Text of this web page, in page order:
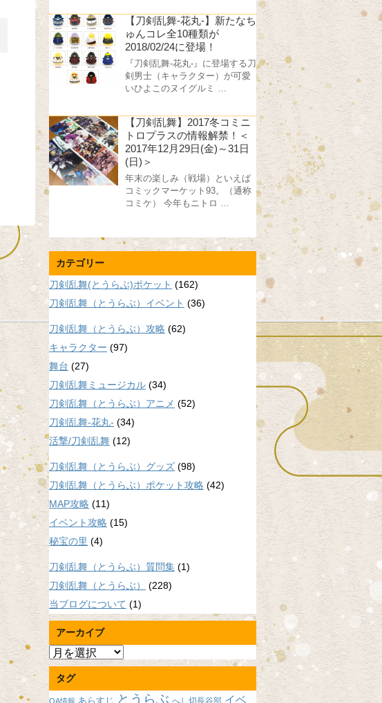
【刀剣乱舞-花丸-】新たなち
ゅんコレ全10種類が
2018/02/24に登場！
『刀剣乱舞-花丸-』に登場する刀
剣男士（キャラクター）が可愛
いひよこのヌイグルミ …
【刀剣乱舞】2017冬コミニ
トロプラスの情報解禁！＜
2017年12月29日(金)～31日
(日)＞
年末の楽しみ（戦場）といえば
コミックマーケット93。（通称
コミケ） 今年もニトロ …
カテゴリー
刀剣乱舞(とうらぶ)ポケット (162)
刀剣乱舞（とうらぶ）イベント (36)
刀剣乱舞（とうらぶ）攻略 (62)
キャラクター (97)
舞台 (27)
刀剣乱舞ミュージカル (34)
刀剣乱舞（とうらぶ）アニメ (52)
刀剣乱舞-花丸- (34)
活撃/刀剣乱舞 (12)
刀剣乱舞（とうらぶ）グッズ (98)
刀剣乱舞（とうらぶ）ポケット攻略 (42)
MAP攻略 (11)
イベント攻略 (15)
秘宝の里 (4)
刀剣乱舞（とうらぶ）質問集 (1)
刀剣乱舞（とうらぶ）
(228)
当ブログについて (1)
アーカイブ
ア
ー
カ
イ
タグ
OA情報 あらすじ とうらぶ へし切長谷部 イベ